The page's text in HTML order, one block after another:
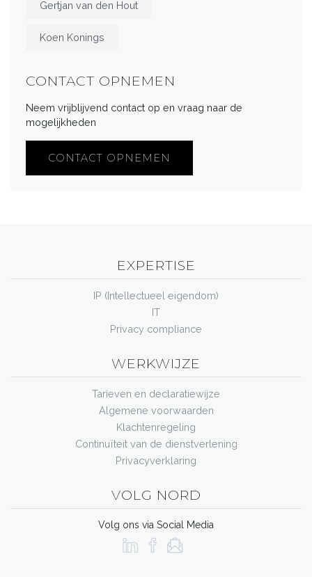
Gertjan van den Hout
Koen Konings
CONTACT OPNEMEN
Neem vrijblijvend contact op en vraag naar de
mogelijkheden
CONTACT OPNEMEN
EXPERTISE
IP (Intellectueel eigendom)
IT
Privacy compliance
WERKWIJZE
Tarieven en declaratiewijze
Algemene voorwaarden
Klachtenregeling
Continuïteit van de dienstverlening
Privacyverklaring
VOLG NORD
Volg ons via Social Media